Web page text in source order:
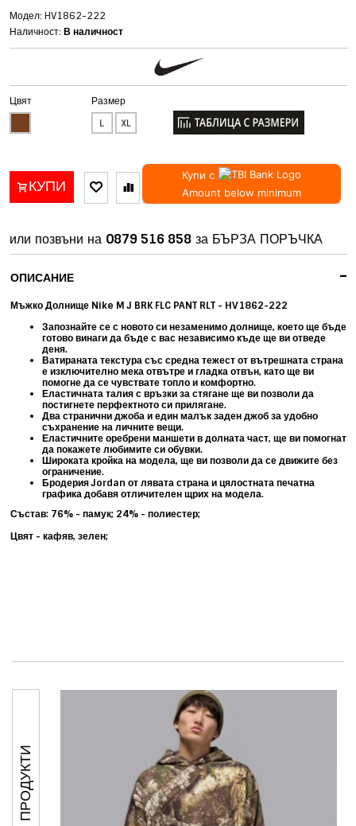
Модел: HV1862-222
Наличност:В наличност
Цвят Размер
КУПИ
Купи с
Amount below minimum
или позвъни на 0879 516 858 за БЪРЗА ПОРЪЧКА
-
ОПИСАНИЕ
Мъжко Долнище Nike M J BRK FLC PANT RLT - HV1862-222
Запознайте се с новото си незаменимо долнище, което ще бъде
готово винаги да бъде с вас независимо къде ще ви отведе
деня.
Ватираната текстура със средна тежест от вътрешната страна
е изключително мека отвътре и гладка отвън, като ще ви
помогне да се чувствате топло и комфортно.
Еластичната талия с връзки за стягане ще ви позволи да
постигнете перфектното си прилягане.
Два странични джоба и един малък заден джоб за удобно
съхранение на личните вещи.
Еластичните оребрени маншети в долната част, ще ви помогнат
да покажете любимите си обувки.
Широката кройка на модела, ще ви позволи да се движите без
ограничение.
Бродерия Jordan от лявата страна и цялостната печатна
графика добавя отличителен щрих на модела.
Състав: 76% - памук; 24% - полиестер;
Цвят - кафяв, зелен;